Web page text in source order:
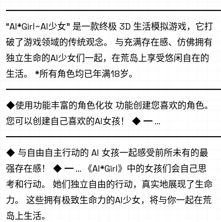
“AI*Girl~AI少女” 是一款终极 3D 生活模拟游戏，它打
破了游戏领域的传统观念。 与充满存在感、仿佛拥有
独立生命的AI少女们一起，在荒岛上享受悠闲自在的
生活。 *所有角色均已年满18岁。
◆使用功能丰富的角色化妆 功能创建您喜欢的角色。
您可以创建自己喜欢的AI女孩！ ◆ ━ ...
◆ 与自由自主行动的 AI 女孩一起感受前所未有的最
强存在感！ ◆ ━ ... 《AI*Girl》中的女孩们会自己思
考和行动。 她们独立自由的行动，真实地展现了生命
力。 这些拥有极致生命力的AI少女，将与你一起在荒
岛上生活。